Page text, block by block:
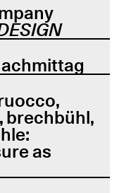
brechbühl,
as